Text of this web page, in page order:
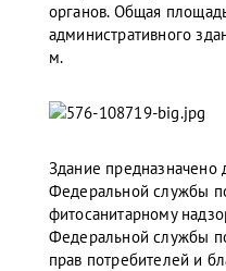
органов. Общая
административного
м.
Здание
Федеральной службы
фитосанитарному
Федеральной службы
прав потребителей и